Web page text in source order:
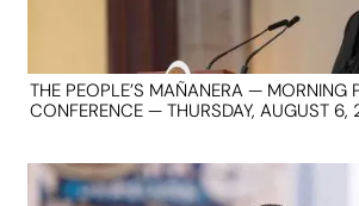
THE PEOPLE’S MAÑANERA — MORNING
CONFERENCE — THURSDAY, AUGUST